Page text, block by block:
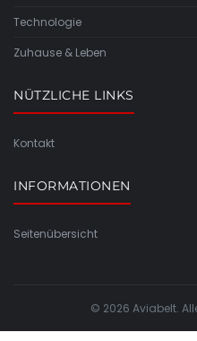
Technologie
Zuhause & Leben
NÜTZLICHE LINKS
Kontakt
INFORMATIONEN
Seitenübersicht
© 2026 Aviabelt.